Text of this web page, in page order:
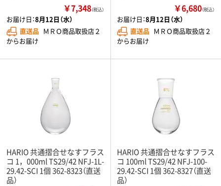
￥7,348（税込）
お届け日：8月12日（水）
直送品 ＭＲＯ商品取扱店２
からお届け
￥6,680（税込）
お届け日：8月12日（水）
直送品 ＭＲＯ商品取扱店２
からお届け
HARIO 共通摺合せなすフラス
コ 1，000ml TS29/42 NFJ-1L-
29.42-SCI 1個 362-8323（直送
品）
HARIO 共通摺合せなすフラス
コ 100ml TS29/42 NFJ-100-
29.42-SCI 1個 362-8327（直送
品）